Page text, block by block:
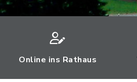
Online ins Rathaus